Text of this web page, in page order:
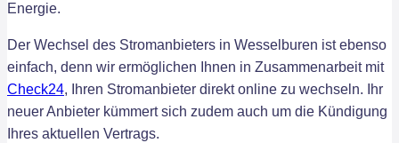
Energie.
Der Wechsel des Stromanbieters in Wesselburen ist ebenso
einfach, denn wir ermöglichen Ihnen in Zusammenarbeit mit
Check24, Ihren Stromanbieter direkt online zu wechseln. Ihr
neuer Anbieter kümmert sich zudem auch um die Kündigung
Ihres aktuellen Vertrags.